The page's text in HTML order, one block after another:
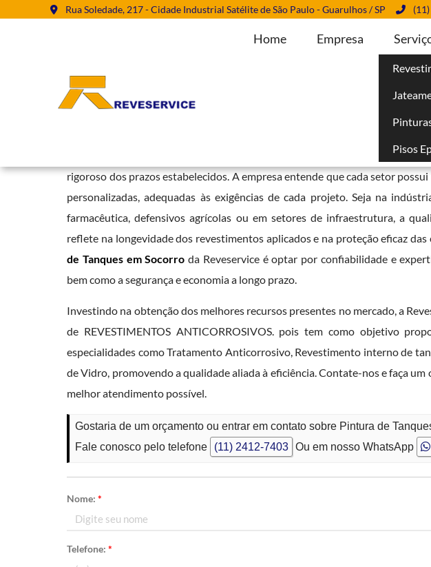
Rua Soledade, 217 - Cidade Industrial Satélite de São Paulo - Guarulhos / SP
Home Empresa
Pisos
Pintura de Tanques em Socorro
Além de sua competência técnica, a Reveservice se diferencia pelo
rigoroso dos prazos estabelecidos. A empresa entende que cada setor
personalizadas, adequadas às exigências de cada projeto. Seja na
farmacêutica, defensivos agrícolas ou em setores de infraestrutura, a
reflete na longevidade dos revestimentos aplicados e na proteção eficaz
de Tanques em Socorro da Reveservice é optar por confiabilidade e
bem como a segurança e economia a longo prazo.
Investindo na obtenção dos melhores recursos presentes no mercado, a
de REVESTIMENTOS ANTICORROSIVOS. pois tem como objetivo
especialidades como Tratamento Anticorrosivo, Revestimento interno de
de Vidro, promovendo a qualidade aliada à eficiência. Contate-nos e faça
melhor atendimento possível.
Gostaria de um orçamento ou entrar em contato sobre Pintura de
Fale conosco pelo telefone
(11) 2412-7403 Ou em nosso WhatsApp
Nome:*
Telefone:*